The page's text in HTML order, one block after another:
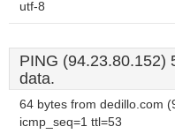
utf-8
PING (94.23.80.152)
data.
64 bytes from dedillo.com
icmp_seq=1 ttl=53